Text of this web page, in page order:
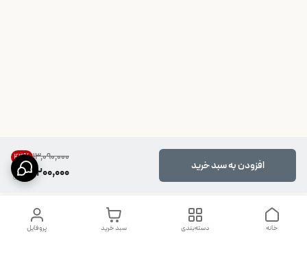
۱۳٬۰۹۰٬۰۰۰ 44%
7,200,000 افزودن به سبد خرید
پروفایل سبد خرید دسته‌بندی خانه